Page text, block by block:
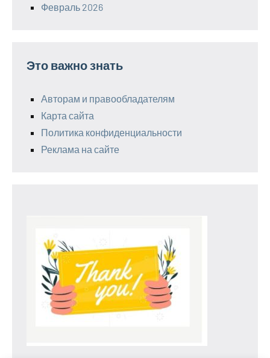
Февраль 2026
Это важно знать
Авторам и правообладателям
Карта сайта
Политика конфиденциальности
Реклама на сайте